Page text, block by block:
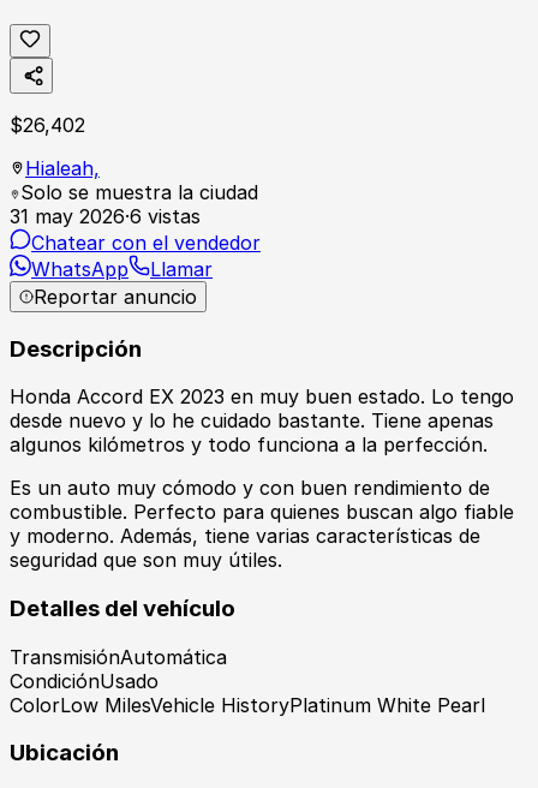
$26,402
Hialeah,
Solo se muestra la ciudad
31 may 2026·6 vistas
Chatear con el vendedor
WhatsApp
Llamar
Reportar anuncio
Descripción
Honda Accord EX 2023 en muy buen estado. Lo tengo
desde nuevo y lo he cuidado bastante. Tiene apenas
algunos kilómetros y todo funciona a la perfección.
Es un auto muy cómodo y con buen rendimiento de
combustible. Perfecto para quienes buscan algo fiable
y moderno. Además, tiene varias características de
seguridad que son muy útiles.
Detalles del vehículo
TransmisiónAutomática
CondiciónUsado
ColorLow MilesVehicle HistoryPlatinum White Pearl
Ubicación